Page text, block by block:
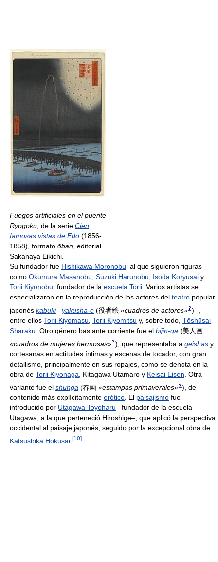
Fuegos artificiales en el puente
Ryōgoku, de la serie Cien
famosas vistas de Edo (1856-
1858), formato ōban, editorial
Sakanaya Eikichi.
Su fundador fue Hishikawa Moronobu, al que siguieron figuras
como Okumura Masanobu, Suzuki Harunobu, Isoda Koryūsai y
Torii Kiyonobu, fundador de la escuela Torii. Varios artistas se
especializaron en la reproducción de los actores del teatro popular
japonés kabuki–yakusha-e (役者絵 «cuadros de actores»? )–,
entre ellos Torii Kiyomasu Torii Kiyomitsu y, sobre todo, Tōshūsai
Sharaku . Otro género bastante corriente fue el bijin-ga (美人画
«cuadros de mujeres hermosas»? ) , que representaba a geishasy
cortesanas en actitudes íntimas y escenas de tocador, con gran
detallismo, principalmente en sus ropajes, como se denota en la
obra de Torii Kiyonaga , Kitagawa Utamaro y Keisai Eisen . Otra
variante fue el shunga (春画 «estampas primaverales»? ) , de
contenido más explícitamente erótico. El paisajismo fue
introducido por Utagawa Toyoharu –fundador de la escuela
Utagawa, a la que perteneció Hiroshige–, que aplicó la perspectiva
occidental al paisaje japonés, seguido por la excepcional obra de
Katsushika Hokusai [10]